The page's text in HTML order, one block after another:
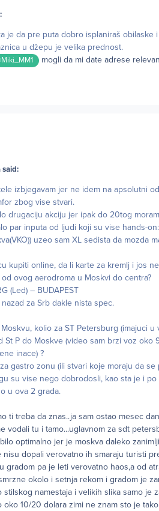
je da pre puta dobro isplaniraš obilaske
u džepu je velika prednost.
mogli da mi date adrese
said:
izbjegavam jer ne idem na apsolutni
zbog vise stvari.
drugaciju akciju jer ipak do 20tog
par inputa od ljudi koji su vise hands-on:
uzeo sam XL sedista da mozda
kupiti online, da li karte za kremlj i jos
ovog aerodroma u Moskvi do centra?
(Led) – BUDAPEST
za Srb dakle nista spec.
kolio za ST Petersburg (imajuci u
St P do Moskve (video sam brzi voz oko
inace) ?
gastro zonu (ili stvari koje moraju da se
su vise nego dobrodosli, kao sta je i
u ova 2 grada.
ti treba da znas..ja sam ostao mesec
vodali tu i tamo...uglavnom za sdt
optimalno jer je moskva daleko
dopali verovatno ih smaraju turisti
gradom pa je leti verovatno haos,a od
okolo i setnja rekom i gradom je
namestaja i velikih slika samo je
10/20 dolara zimi ne znam sto je